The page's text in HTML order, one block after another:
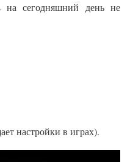
на сегодняшний день не
настройки в играх).